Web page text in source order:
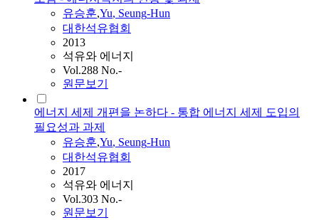
유승훈,Yu, Seung-Hun
대한석유협회
2013
석유와 에너지
Vol.288 No.-
원문보기
에너지 세제 개편을 논하다 - 통합 에너지 세제 도입의
필요성과 과제
유승훈,Yu, Seung-Hun
대한석유협회
2017
석유와 에너지
Vol.303 No.-
원문보기